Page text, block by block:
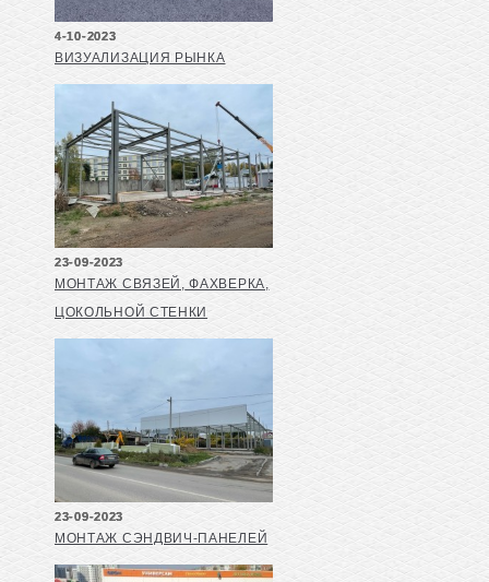
4-10-2023
ВИЗУАЛИЗАЦИЯ РЫНКА
23-09-2023
МОНТАЖ СВЯЗЕЙ, ФАХВЕРКА,
ЦОКОЛЬНОЙ СТЕНКИ
23-09-2023
МОНТАЖ СЭНДВИЧ-ПАНЕЛЕЙ